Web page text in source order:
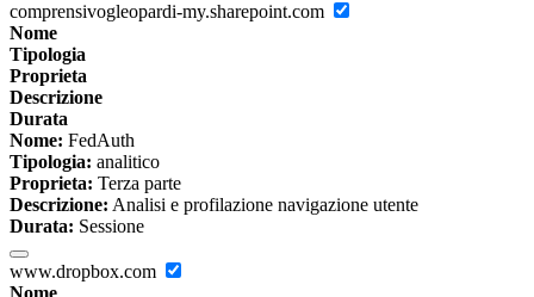
comprensivogleopardi-my.sharepoint.com
Nome
Tipologia
Proprieta
Descrizione
Durata
Nome: FedAuth
Tipologia: analitico
Proprieta: Terza parte
Descrizione: Analisi e profilazione navigazione utente
Durata: Sessione
www.dropbox.com